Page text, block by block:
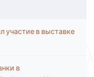
в выставке
в